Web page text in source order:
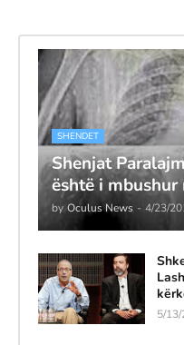
SHENDET
Shenjat
është i mbushur
by Oculus News - 4/23/
5/